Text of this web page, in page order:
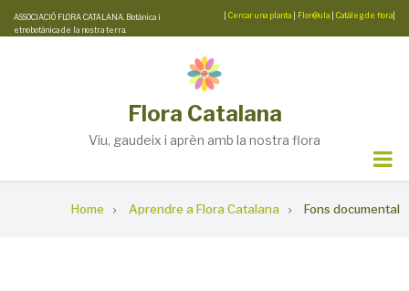
Skip
to
ASSOCIACIÓ FLORA CATALANA. Botànica i
etnobotànica de la nostra terra.
Cercar una planta Flor@ula Catàleg de flora
Flora Catalana
Viu, gaudeix i aprèn amb la nostra flora
Home Aprendre a Flora Catalana Fons documental